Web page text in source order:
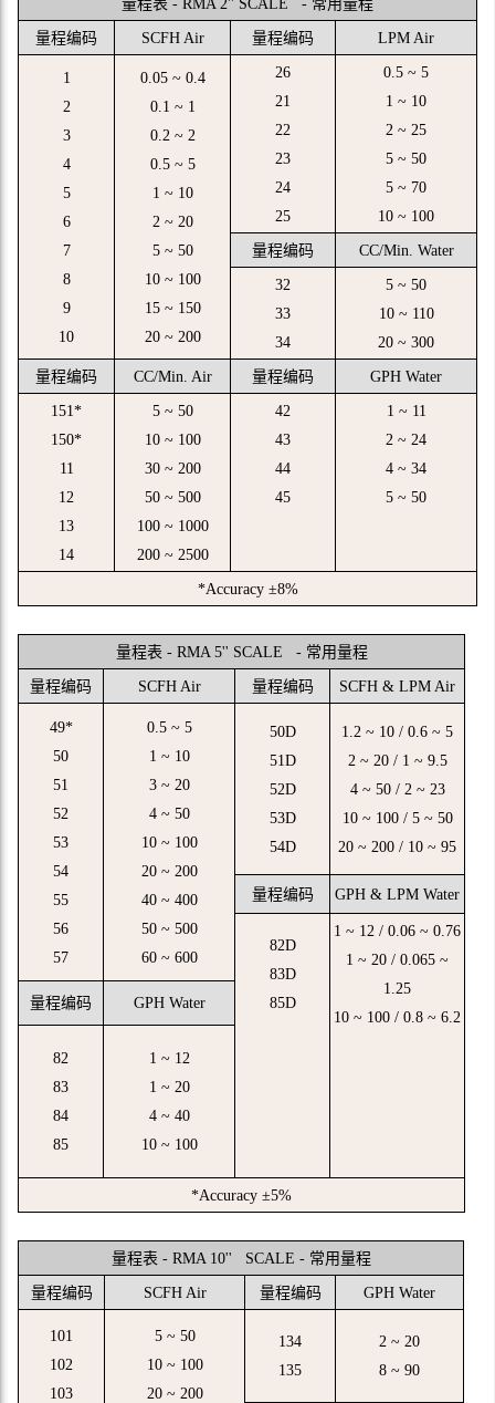
量程表 - RMA 2'' SCALE - 常用量程
量程编码 SCFH Air 量程编码 LPM Air
1
2
3
4
5
6
7
8
9
10
0.05 ~ 0.4
0.1 ~ 1
0.2 ~ 2
0.5 ~ 5
1 ~ 10
2 ~ 20
5 ~ 50
10 ~ 100
15 ~ 150
20 ~ 200
26
21
22
23
24
25
0.5 ~ 5
1 ~ 10
2 ~ 25
5 ~ 50
5 ~ 70
10 ~ 100
量程编码 CC/Min. Water
32
33
34
5 ~ 50
10 ~ 110
20 ~ 300
量程编码 CC/Min. Air 量程编码 GPH Water
151*
150*
11
12
13
14
5 ~ 50
10 ~ 100
30 ~ 200
50 ~ 500
100 ~ 1000
200 ~ 2500
42
43
44
45
1 ~ 11
2 ~ 24
4 ~ 34
5 ~ 50
*Accuracy ±8%
量程表 - RMA 5'' SCALE - 常用量程
量程编码 SCFH Air 量程编码 SCFH & LPM Air
49*
50
51
52
53
54
55
56
57
0.5 ~ 5
1 ~ 10
3 ~ 20
4 ~ 50
10 ~ 100
20 ~ 200
40 ~ 400
50 ~ 500
60 ~ 600
50D
51D
52D
53D
54D
1.2 ~ 10 / 0.6 ~ 5
2 ~ 20 / 1 ~ 9.5
4 ~ 50 / 2 ~ 23
10 ~ 100 / 5 ~ 50
20 ~ 200 / 10 ~ 95
量程编码 GPH & LPM Water
82D
83D
85D
1 ~ 12 / 0.06 ~ 0.76
1 ~ 20 / 0.065 ~
1.25
10 ~ 100 / 0.8 ~ 6.2
量程编码 GPH Water
82
83
84
85
1 ~ 12
1 ~ 20
4 ~ 40
10 ~ 100
*Accuracy ±5%
量程表 - RMA 10'' SCALE - 常用量程
量程编码 SCFH Air 量程编码 GPH Water
101
102
103
5 ~ 50
10 ~ 100
20 ~ 200
134
135
2 ~ 20
8 ~ 90